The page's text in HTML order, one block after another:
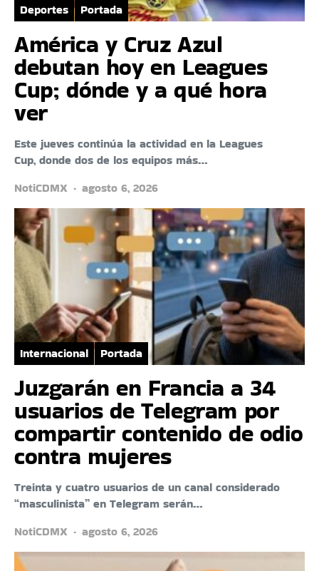
Deportes Portada
América y Cruz Azul
debutan hoy en Leagues
Cup; dónde y a qué hora
ver
Este jueves continúa la actividad en la Leagues
Cup, donde dos de los equipos más…
NotiCDMX
agosto 6, 2026
Internacional Portada
Juzgarán en Francia a 34
usuarios de Telegram por
compartir contenido de odio
contra mujeres
Treinta y cuatro usuarios de un canal considerado
“masculinista” en Telegram serán…
NotiCDMX
agosto 6, 2026